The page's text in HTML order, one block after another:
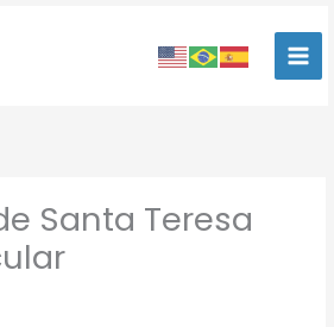
Santa Teresa